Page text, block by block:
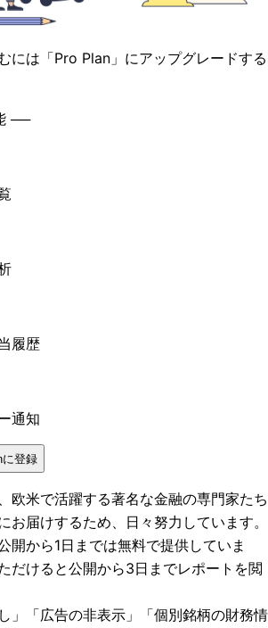
には「Pro Plan」にアップグレードする
──
履歴
通知
に登録
欧米で活躍する著名な金融の専門家たち
お届けするため、日々努力しています。
開から1日までは無料で提供していま
だけると公開から3日までレポートを閲
」「広告の非表示」「個別銘柄の財務情